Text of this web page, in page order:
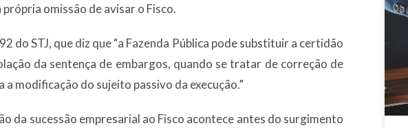
omissão de avisar o Fisco.
do STJ, que diz que “a Fazenda Pública pode substituir a certidão
da sentença de embargos, quando se tratar de correção de
modificação do sujeito passivo da execução.”
da sucessão empresarial ao Fisco acontece antes do surgimento